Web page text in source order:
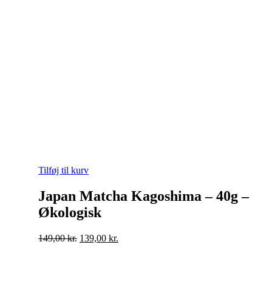
Tilføj til kurv
Japan Matcha Kagoshima – 40g –
Økologisk
149,00kr. Original
139,00 kr.